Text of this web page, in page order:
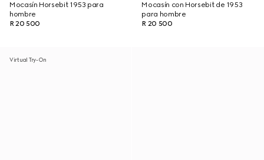
Mocasín Horsebit 1953 para
hombre
R 20 500
Mocasín con Horsebit de 1953
para hombre
R 20 500
Virtual Try-On